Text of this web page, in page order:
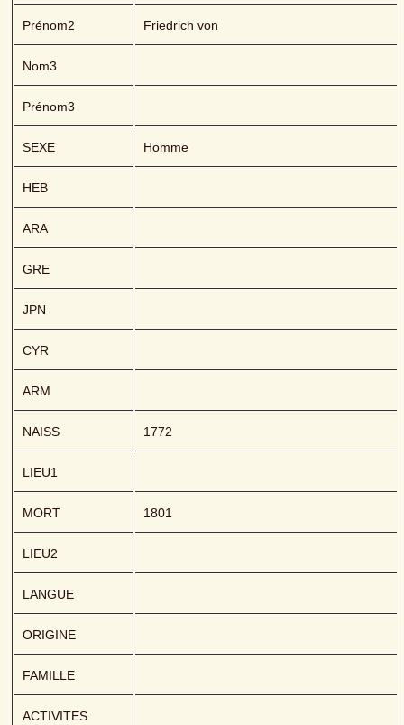
Prénom2 Friedrich von
Nom3
Prénom3
SEXE Homme
HEB
ARA
GRE
JPN
CYR
ARM
NAISS 1772
LIEU1
MORT 1801
LIEU2
LANGUE
ORIGINE
FAMILLE
ACTIVITES